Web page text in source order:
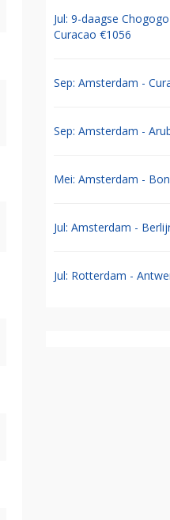
Jul: 9-daagse
Curacao €1056
Sep: Amsterdam -
Sep: Amsterdam -
Mei: Amsterdam -
Jul: Amsterdam -
Jul: Rotterdam -